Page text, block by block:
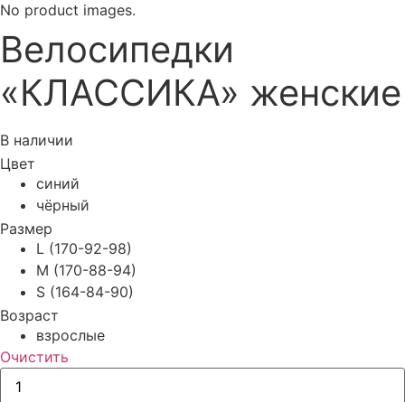
No product images.
Велосипедки
«КЛАССИКА» женские
В наличии
Цвет
синий
чёрный
Размер
L (170-92-98)
M (170-88-94)
S (164-84-90)
Возраст
взрослые
Очистить
Количество
товара